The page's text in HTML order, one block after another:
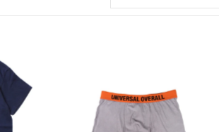
オススメ
アルファベット順, Z-A
価格の安い順